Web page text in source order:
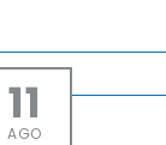
11
AGO